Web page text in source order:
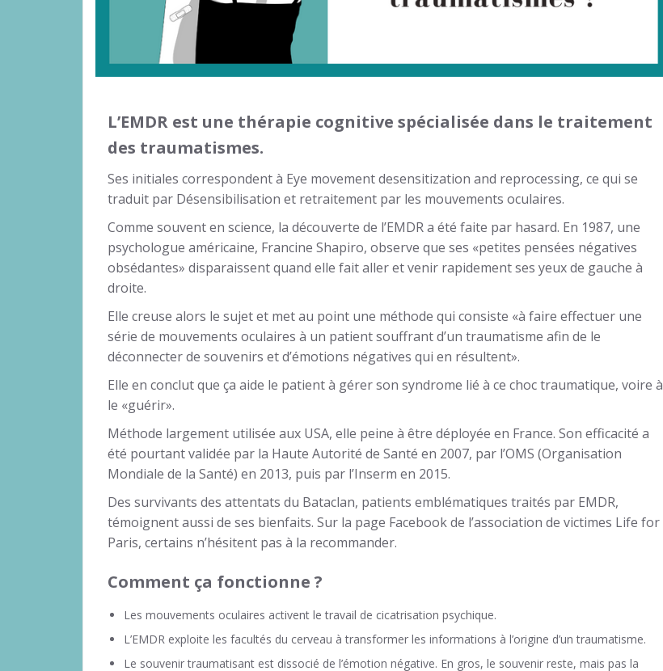
L’EMDR est une thérapie cognitive spécialisée dans le traitement
des traumatismes.
Ses initiales correspondent à Eye movement desensitization and reprocessing, ce qui se
traduit par Désensibilisation et retraitement par les mouvements oculaires.
Comme souvent en science, la découverte de l’EMDR a été faite par hasard. En 1987, une
psychologue américaine, Francine Shapiro, observe que ses «petites pensées négatives
obsédantes» disparaissent quand elle fait aller et venir rapidement ses yeux de gauche à
droite.
Elle creuse alors le sujet et met au point une méthode qui consiste «à faire effectuer une
série de mouvements oculaires à un patient souffrant d’un traumatisme afin de le
déconnecter de souvenirs et d’émotions négatives qui en résultent».
Elle en conclut que ça aide le patient à gérer son syndrome lié à ce choc traumatique, voire à
le «guérir».
Méthode largement utilisée aux USA, elle peine à être déployée en France. Son efficacité a
été pourtant validée par la Haute Autorité de Santé en 2007, par l’OMS (Organisation
Mondiale de la Santé) en 2013, puis par l’Inserm en 2015.
Des survivants des attentats du Bataclan, patients emblématiques traités par EMDR,
témoignent aussi de ses bienfaits. Sur la page Facebook de l’association de victimes Life for
Paris, certains n’hésitent pas à la recommander.
Comment ça fonctionne ?
Les mouvements oculaires activent le travail de cicatrisation psychique.
L’EMDR exploite les facultés du cerveau à transformer les informations à l’origine d’un traumatisme.
Le souvenir traumatisant est dissocié de l’émotion négative. En gros, le souvenir reste, mais pas la